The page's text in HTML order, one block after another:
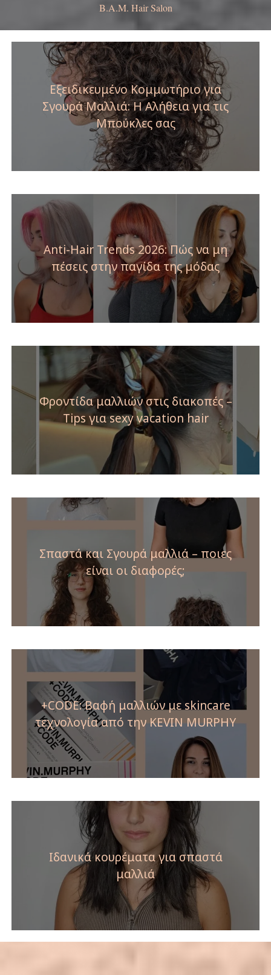
B.A.M. Hair Salon
Εξειδικευμένο Κομμωτήριο για
Σγουρά Μαλλιά: Η Αλήθεια για τις
Μπούκλες σας
Anti-Hair Trends 2026: Πώς να μη
πέσεις στην παγίδα της μόδας
Φροντίδα μαλλιών στις διακοπές –
Tips για sexy vacation hair
Σπαστά και Σγουρά μαλλιά – ποιες
είναι οι διαφορές;
+CODE: Βαφή μαλλιών με skincare
τεχνολογία από την KEVIN MURPHY
Ιδανικά κουρέματα για σπαστά
μαλλιά